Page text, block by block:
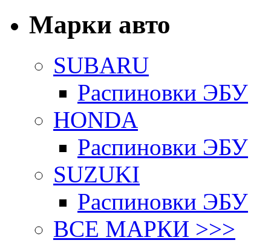
Марки авто
SUBARU
Распиновки ЭБУ
HONDA
Распиновки ЭБУ
SUZUKI
Распиновки ЭБУ
ВСЕ МАРКИ >>>